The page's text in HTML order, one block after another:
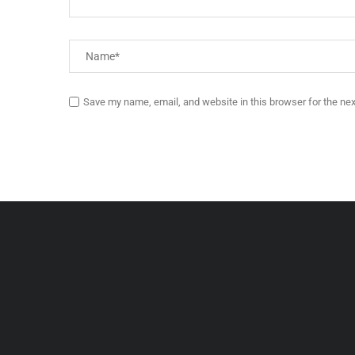
Save my name, email, and website in this browser for the